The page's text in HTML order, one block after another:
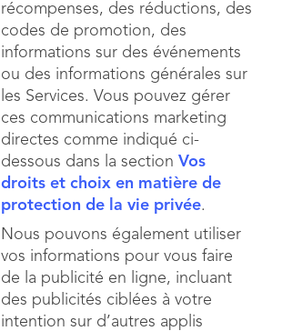
récompenses, des réductions, des
codes de promotion, des
informations sur des événements
ou des informations générales sur
les Services. Vous pouvez gérer
ces communications marketing
directes comme indiqué ci-
dessous dans la section Vos
droits et choix en matière de
protection de la vie privée.
Nous pouvons également utiliser
vos informations pour vous faire
de la publicité en ligne, incluant
des publicités ciblées à votre
intention sur d’autres applis